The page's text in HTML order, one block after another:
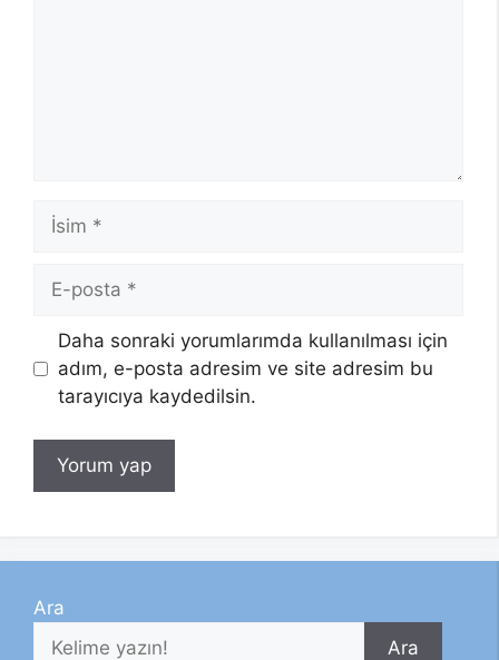
İsim
posta
Daha sonraki yorumlarımda kullanılması için
adım, e-posta adresim ve site adresim bu
tarayıcıya kaydedilsin.
Ara
Ara